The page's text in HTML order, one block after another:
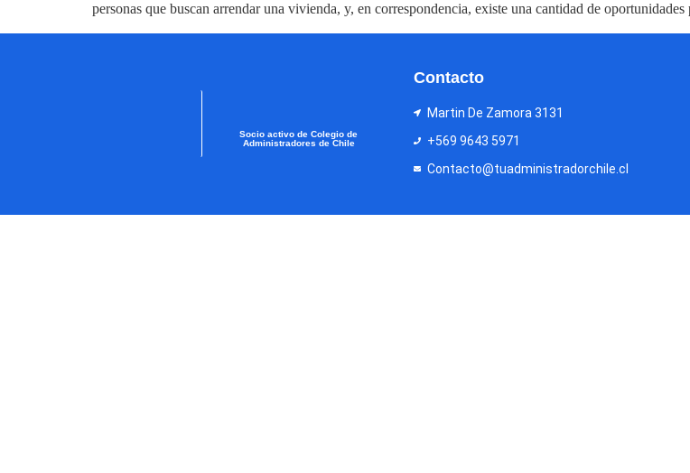
personas que buscan arrendar una vivienda, y, en correspondencia, existe una cantidad de
Socio activo de Colegio de
Administradores de Chile
Contacto
Martin De Zamora 3131
+569 9643 5971
Contacto@tuadministradorchile.cl